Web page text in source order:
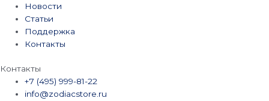
Новости
Статьи
Поддержка
Контакты
Контакты
+7 (495) 999-81-22
info@zodiacstore.ru